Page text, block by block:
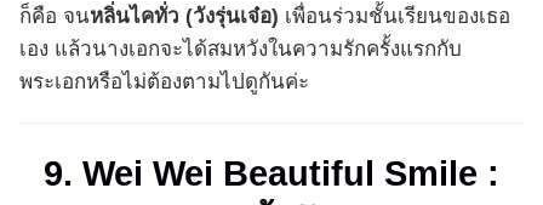
ก็คือ จนหลิ่นไคทั่ว (วังรุ่นเจ๋อ) เพื่อนร่วมชั้นเรียนของเธอ
เอง แล้วนางเอกจะได้สมหวังในความรักครั้งแรกกับ
พระเอกหรือไม่ต้องตามไปดูกันค่ะ
9. Wei Wei Beautiful Smile :